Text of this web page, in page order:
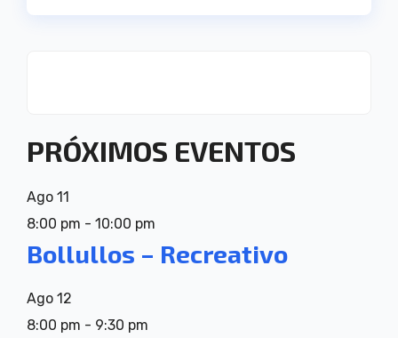
PRÓXIMOS EVENTOS
Ago 11
8:00 pm - 10:00 pm
Bollullos – Recreativo
Ago 12
8:00 pm - 9:30 pm